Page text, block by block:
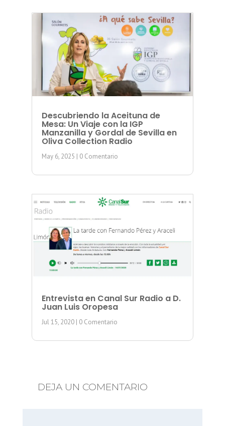
Descubriendo la Aceituna de
Mesa: Un Viaje con la IGP
Manzanilla y Gordal de Sevilla en
Oliva Collection Radio
May 6, 2025 | 0 Comentario
Entrevista en Canal Sur Radio a D.
Juan Luis Oropesa
Jul 15, 2020| 0 Comentario
DEJA UN COMENTARIO